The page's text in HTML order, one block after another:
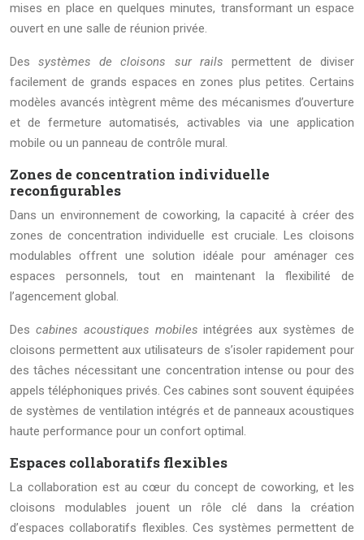
mises en place en quelques minutes, transformant un espace
ouvert en une salle de réunion privée.
Dessystèmes de cloisons sur rails permettent de diviser
facilement de grands espaces en zones plus petites. Certains
modèles avancés intègrent même des mécanismes d’ouverture
et de fermeture automatisés, activables via une application
mobile ou un panneau de contrôle mural.
Zones de concentration individuelle
reconfigurables
Dans un environnement de coworking, la capacité à créer des
zones de concentration individuelle est cruciale. Les cloisons
modulables offrent une solution idéale pour aménager ces
espaces personnels, tout en maintenant la flexibilité de
l’agencement global.
Des cabines acoustiques mobilesintégrées aux systèmes de
cloisons permettent aux utilisateurs de s’isoler rapidement pour
des tâches nécessitant une concentration intense ou pour des
appels téléphoniques privés. Ces cabines sont souvent équipées
de systèmes de ventilation intégrés et de panneaux acoustiques
haute performance pour un confort optimal.
Espaces collaboratifs flexibles
La collaboration est au cœur du concept de coworking, et les
cloisons modulables jouent un rôle clé dans la création
d’espaces collaboratifs flexibles. Ces systèmes permettent de